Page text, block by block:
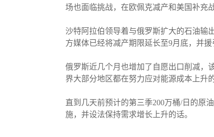
场也面临挑战，在欧佩克减产和美国补充
沙特阿拉伯领导着与俄罗斯扩大的石油输
方媒体已经将减产期限延长至9月底，并
俄罗斯近几个月也增加了自愿出口削减，
界大部分地区都在努力应对能源成本上升
直到几天前预计的第三季200万桶/日的原
施，并设法保持需求增长上升的话。